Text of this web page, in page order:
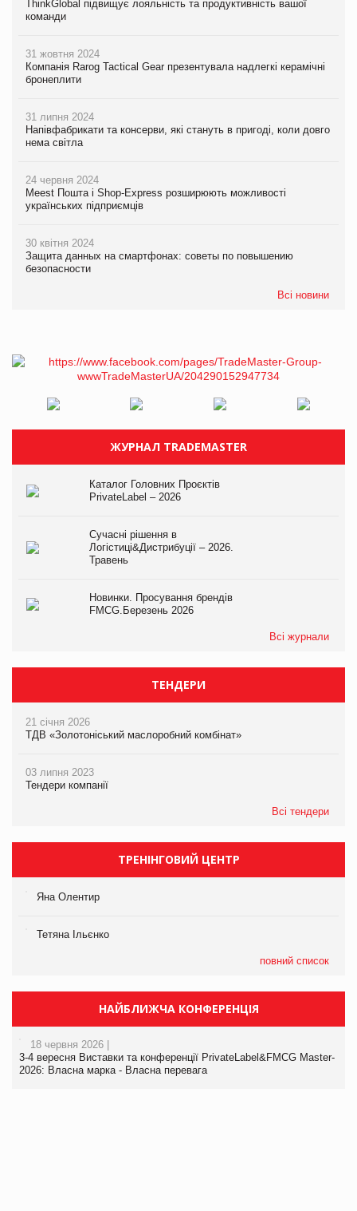
ThinkGlobal підвищує лояльність та продуктивність вашої
команди
31 жовтня 2024
Компанія Rarog Tactical Gear презентувала надлегкі керамічні
бронеплити
31 липня 2024
Напівфабрикати та консерви, які стануть в пригоді, коли довго
нема світла
24 червня 2024
Meest Пошта і Shop-Express розширюють можливості
українських підприємців
30 квітня 2024
Защита данных на смартфонах: советы по повышению
безопасности
Всі новини
ЖУРНАЛ TRADEMASTER
Каталог Головних Проєктів
PrivateLabel – 2026
Сучасні рішення в
Логістиці&Дистрибуції – 2026.
Травень
Новинки. Просування брендів
FMCG.Березень 2026
Всі журнали
ТЕНДЕРИ
21 січня 2026
ТДВ «Золотоніський маслоробний комбінат»
03 липня 2023
Тендери компанії
Всі тендери
ТРЕНІНГОВИЙ ЦЕНТР
Яна Олентир
Тетяна Ільєнко
повний список
НАЙБЛИЖЧА КОНФЕРЕНЦІЯ
18 червня 2026 |
3-4 вересня Виставки та конференції PrivateLabel&FMCG Master-
2026: Власна марка - Власна перевага